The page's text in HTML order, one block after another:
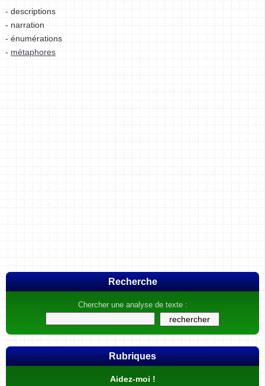
Recherche
Chercher une analyse de texte :
Rubriques
Aidez-moi !
- descriptions
- narration
- énumérations
- métaphores